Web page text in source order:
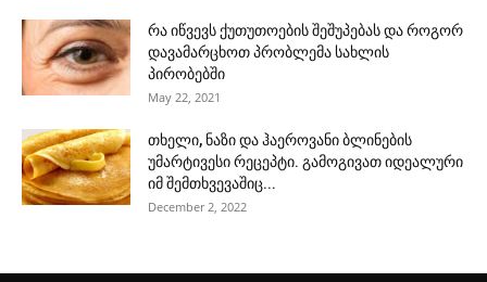
რა იწვევს ქუთუთოების შეშუპებას და როგორ
დავამარცხოთ პრობლემა სახლის
პირობებში
May 22, 2021
თხელი, ნაზი და ჰაეროვანი ბლინების
უმარტივესი რეცეპტი. გამოგივათ იდეალური
იმ შემთხვევაშიც...
December 2, 2022